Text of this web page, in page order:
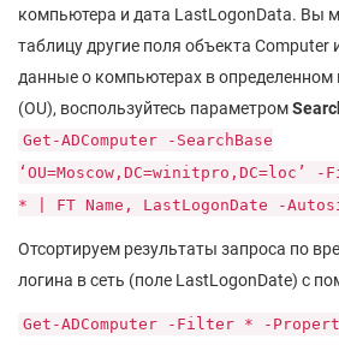
компьютера и дата LastLogonData. Вы
таблицу другие поля объекта Computer
данные о компьютерах в определенном
(OU), воспользуйтесь параметром
Get-ADComputer -SearchBase
* | FT Name, LastLogonDate -
Отсортируем результаты запроса по
логина в сеть (поле LastLogonDate) с
Get-ADComputer -Filter * -